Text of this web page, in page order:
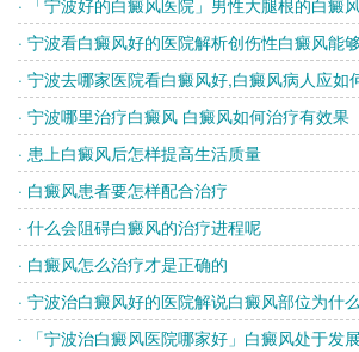
· 「宁波好的白癜风医院」男性大腿根的白癜
· 宁波看白癜风好的医院解析创伤性白癜风能
· 宁波去哪家医院看白癜风好,白癜风病人应如
· 宁波哪里治疗白癜风 白癜风如何治疗有效果
· 患上白癜风后怎样提高生活质量
· 白癜风患者要怎样配合治疗
· 什么会阻碍白癜风的治疗进程呢
· 白癜风怎么治疗才是正确的
· 宁波治白癜风好的医院解说白癜风部位为什
· 「宁波治白癜风医院哪家好」白癜风处于发